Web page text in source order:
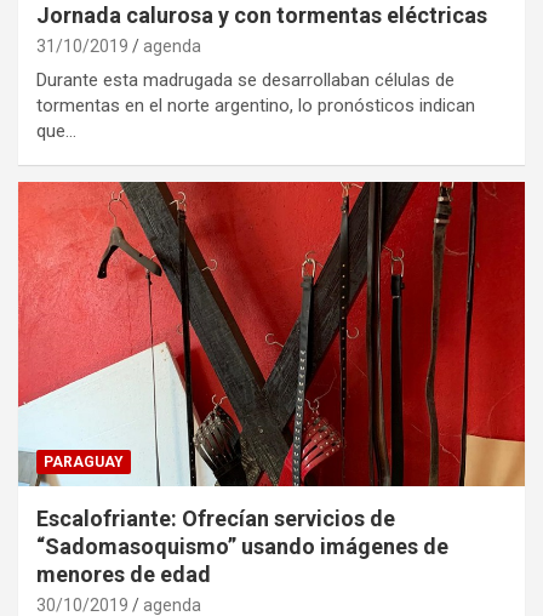
Jornada calurosa y con tormentas eléctricas
31/10/2019 agenda
Durante esta madrugada se desarrollaban células de
tormentas en el norte argentino, lo pronósticos indican
que…
PARAGUAY
Escalofriante: Ofrecían servicios de
“Sadomasoquismo” usando imágenes de
menores de edad
30/10/2019 agenda